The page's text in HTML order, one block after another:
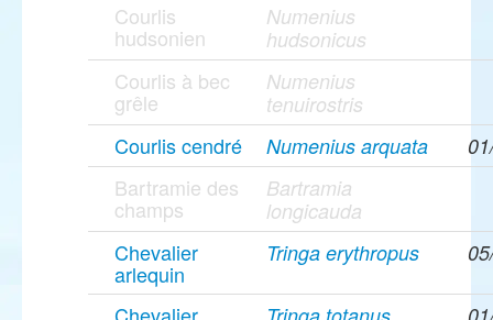
Courlis
hudsonien
Numenius
hudsonicus
Courlis à bec
grêle
Numenius
tenuirostris
Courlis cendré Numenius arquata
Bartramie des
champs
Bartramia
longicauda
Chevalier
arlequin
Tringa erythropus